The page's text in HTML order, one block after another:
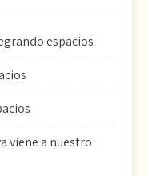
espacios
viene a nuestro